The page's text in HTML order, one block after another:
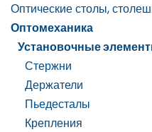
Оптические столы,
Оптомеханика
Установочные
Стержни
Держатели
Пьедесталы
Крепления